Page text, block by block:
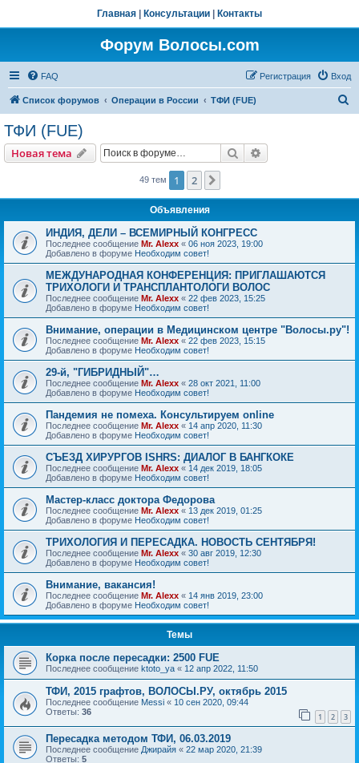
Главная Консультации Контакты
Форум Волосы.com
FAQ Вход
Регистрация
Список форумов Операции в России ТФИ (FUE)
ТФИ (FUE)
Новая тема Поиск
49 тем 1 2
Объявления
ИНДИЯ, ДЕЛИ – ВСЕМИРНЫЙ КОНГРЕСС
Последнее сообщение Mr. Alexx « 06 ноя 2023, 19:00
Добавлено в форуме Необходим совет!
МЕЖДУНАРОДНАЯ КОНФЕРЕНЦИЯ: ПРИГЛАШАЮТСЯ
ТРИХОЛОГИ И ТРАНСПЛАНТОЛОГИ ВОЛОС
Последнее сообщение Mr. Alexx « 22 фев 2023, 15:25
Добавлено в форуме Необходим совет!
Внимание, операции в Медицинском центре "Волосы.ру"!
Последнее сообщение Mr. Alexx « 22 фев 2023, 15:15
Добавлено в форуме Необходим совет!
29-й, "ГИБРИДНЫЙ"…
Последнее сообщение Mr. Alexx « 28 окт 2021, 11:00
Добавлено в форуме Необходим совет!
Пандемия не помеха. Консультируем online
Последнее сообщение Mr. Alexx « 14 апр 2020, 11:30
Добавлено в форуме Необходим совет!
СЪЕЗД ХИРУРГОВ ISHRS: ДИАЛОГ В БАНГКОКЕ
Последнее сообщение Mr. Alexx « 14 дек 2019, 18:05
Добавлено в форуме Необходим совет!
Мастер-класс доктора Федорова
Последнее сообщение Mr. Alexx « 13 дек 2019, 01:25
Добавлено в форуме Необходим совет!
ТРИХОЛОГИЯ И ПЕРЕСАДКА. НОВОСТЬ СЕНТЯБРЯ!
Последнее сообщение Mr. Alexx « 30 авг 2019, 12:30
Добавлено в форуме Необходим совет!
Внимание, вакансия!
Последнее сообщение Mr. Alexx « 14 янв 2019, 23:00
Добавлено в форуме Необходим совет!
Темы
Корка после пересадки: 2500 FUE
Последнее сообщение ktoto_ya « 12 апр 2022, 11:50
ТФИ, 2015 графтов, ВОЛОСЫ.РУ, октябрь 2015
Последнее сообщение Messi « 10 сен 2020, 09:44
Ответы: 36 1 2 3
Пересадка методом ТФИ, 06.03.2019
Последнее сообщение Джирайя « 22 мар 2020, 21:39
Ответы: 5